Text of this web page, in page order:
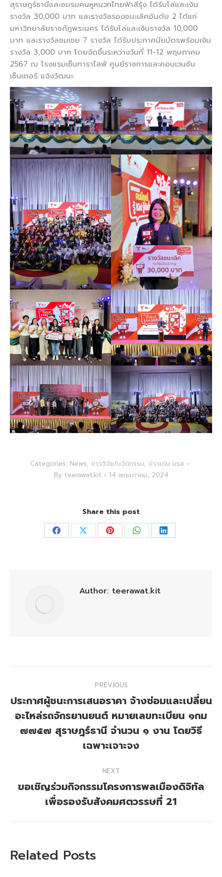
สุราษฎร์ธานีและชมรมคนหูหนวกไทยฟ้าสีรุ้ง ได้รับโล่และเงิน
รางวัล 30,000 บาท และรางวัลรองชนะเลิศอันดับ 2 ได้แก่
มหาวิทยาลัยราชภัฏพระนคร ได้รับโล่และเงินรางวัล 10,000
บาท และรางวัลชมเชย 7 รางวัล ได้รับประกาศนียบัตรพร้อมเงิน
รางวัล 3,000 บาท โดยจัดขึ้นระหว่างวันที่ 11-12 พฤษภาคม
2567 ณ โรงแรมเซ็นทาราไลฟ์ ศูนย์ราชการและคอนเวนชัน
เซ็นเตอร์ แจ้งวัฒนะ
Categories: News, ข่าววิจัย/นวัตกรรม, ข่าวเด่น มรส.
By teerawat.kit 14 พฤษภาคม, 2024
Share this post
Share Share Share Share Share
Author: teerawat.kit
navigation
PREVIOUS
Previous
post:
ประกาศผู้ชนะการเสนอราคา จ้างซ่อมและเปลี่ยน
อะไหล่รถจักรยานยนต์ หมายเลขทะเบียน ๑กม
๗๗๕๗ สุราษฎร์ธานี จำนวน ๑ งาน โดยวิธี
เฉพาะเจาะจง
NEXT
Next
post:
ขอเชิญร่วมกิจกรรมโครงการพลเมืองดิจิทัล
เพื่อรองรับสังคมศตวรรษที่ 21
Related Posts